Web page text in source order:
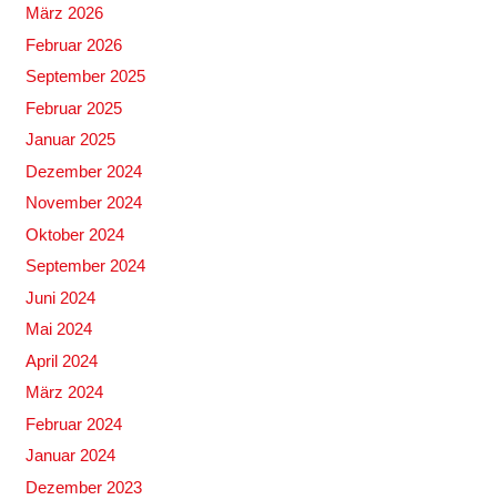
März 2026
Februar 2026
September 2025
Februar 2025
Januar 2025
Dezember 2024
November 2024
Oktober 2024
September 2024
Juni 2024
Mai 2024
April 2024
März 2024
Februar 2024
Januar 2024
Dezember 2023